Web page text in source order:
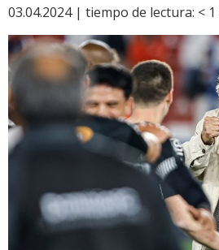
03.04.2024 | tiempo de lectura: < 1